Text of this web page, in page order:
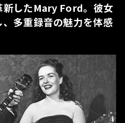
したMary Ford。 彼女
多重録音の魅力を体感